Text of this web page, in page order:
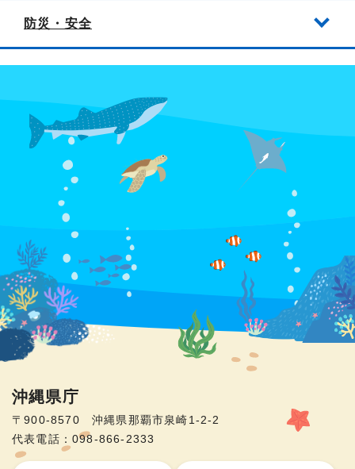
防災・安全
沖縄県庁
〒900-8570 沖縄県那覇市泉崎1-2-2
代表電話：098-866-2333